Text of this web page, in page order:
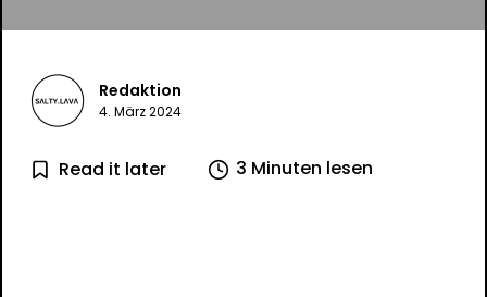
Redaktion
4. März 2024
Read it later 3 Minuten lesen